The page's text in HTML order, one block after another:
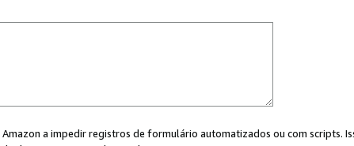
a impedir registros de formulário automatizados ou com scripts.